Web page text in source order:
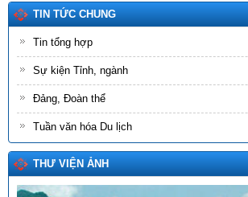
TIN TỨC CHUNG
Tin tổng hợp
Sự kiện Tỉnh, ngành
Đảng, Đoàn thể
Tuần văn hóa Du lịch
THƯ VIỆN ẢNH